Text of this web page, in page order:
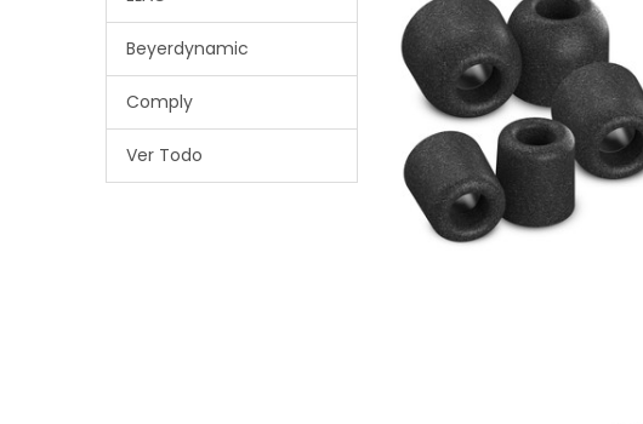
Beyerdynamic
Comply
Ver Todo